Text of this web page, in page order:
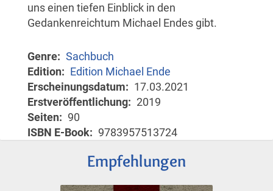
uns einen tiefen Einblick in den
Gedankenreichtum Michael Endes gibt.
Genre
Sachbuch
Edition
Edition Michael Ende
Erscheinungsdatum
17.03.2021
Erstveröffentlichung
2019
Seiten
90
ISBN E-Book
9783957513724
Empfehlungen